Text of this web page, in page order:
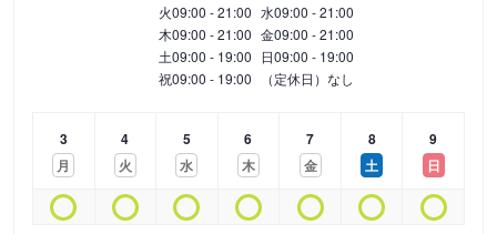
火09:00 - 21:00 水09:00 - 21:00
木09:00 - 21:00 金09:00 - 21:00
土09:00 - 19:00 日09:00 - 19:00
祝09:00 - 19:00 （定休日）なし
3
月
4
火
5
水
6
木
7
金
8
土
9
日